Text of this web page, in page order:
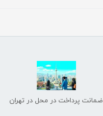
ضمانت پرداخت در محل در تهران